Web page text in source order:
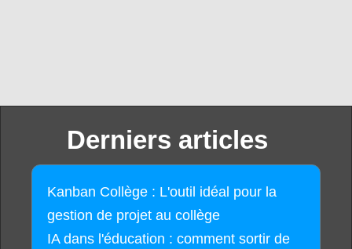
Derniers articles
Kanban Collège : L'outil idéal pour la
gestion de projet au collège
IA dans l'éducation : comment sortir de